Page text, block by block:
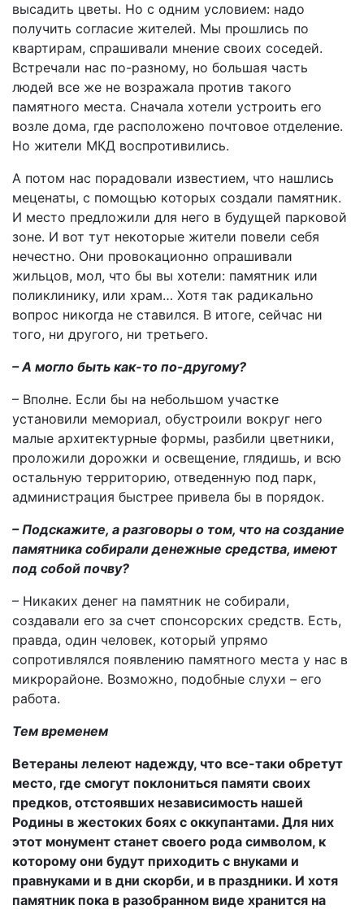
высадить цветы. Но с одним условием: надо
получить согласие жителей. Мы прошлись по
квартирам, спрашивали мнение своих соседей.
Встречали нас по-разному, но большая часть
людей все же не возражала против такого
памятного места. Сначала хотели устроить его
возле дома, где расположено почтовое отделение.
Но жители МКД воспротивились.
А потом нас порадовали известием, что нашлись
меценаты, с помощью которых создали памятник.
И место предложили для него в будущей парковой
зоне. И вот тут некоторые жители повели себя
нечестно. Они провокационно опрашивали
жильцов, мол, что бы вы хотели: памятник или
поликлинику, или храм… Хотя так радикально
вопрос никогда не ставился. В итоге, сейчас ни
того, ни другого, ни третьего.
– А могло быть как-то по-другому?
– Вполне. Если бы на небольшом участке
установили мемориал, обустроили вокруг него
малые архитектурные формы, разбили цветники,
проложили дорожки и освещение, глядишь, и всю
остальную территорию, отведенную под парк,
администрация быстрее привела бы в порядок.
– Подскажите, а разговоры о том, что на создание
памятника собирали денежные средства, имеют
под собой почву?
– Никаких денег на памятник не собирали,
создавали его за счет спонсорских средств. Есть,
правда, один человек, который упрямо
сопротивлялся появлению памятного места у нас в
микрорайоне. Возможно, подобные слухи – его
работа.
Тем временем
Ветераны лелеют надежду, что все-таки обретут
место, где смогут поклониться памяти своих
предков, отстоявших независимость нашей
Родины в жестоких боях с оккупантами. Для них
этот монумент станет своего рода символом, к
которому они будут приходить с внуками и
правнуками и в дни скорби, и в праздники. И хотя
памятник пока в разобранном виде хранится на